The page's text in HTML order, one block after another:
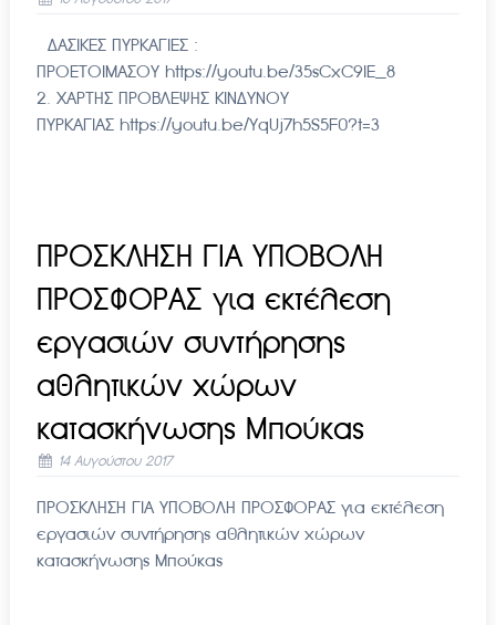
ΔΑΣΙΚΕΣ ΠΥΡΚΑΓΙΕΣ :
ΠΡΟΕΤΟΙΜΑΣΟΥ https://youtu.be/35sCxC9lE_8
2. ΧΑΡΤΗΣ ΠΡΟΒΛΕΨΗΣ ΚΙΝΔΥΝΟΥ
ΠΥΡΚΑΓΙΑΣ https://youtu.be/YqUj7h5S5F0?t=3
ΠΡΟΣΚΛΗΣΗ ΓΙΑ ΥΠΟΒΟΛΗ
ΠΡΟΣΦΟΡΑΣ για εκτέλεση
εργασιών συντήρησης
αθλητικών χώρων
κατασκήνωσης Μπούκας
14 Αυγούστου 2017
ΠΡΟΣΚΛΗΣΗ ΓΙΑ ΥΠΟΒΟΛΗ ΠΡΟΣΦΟΡΑΣ για εκτέλεση
εργασιών συντήρησης αθλητικών χώρων
κατασκήνωσης Μπούκας